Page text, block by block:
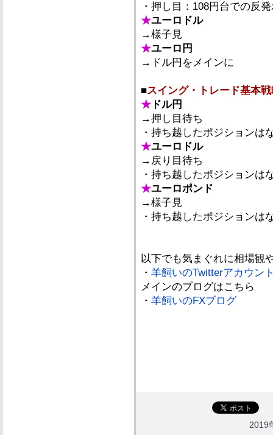
・押し目：108円台での反
★ユーロドル
→様子見
★ユーロ円
→ドル円をメインに
■スイング・トレード基本
★ ドル円
→押し目待ち
・持ち越したポジションは
★ユーロドル
→戻り目待ち
・持ち越したポジションは
★ユーロポンド
→様子見
・持ち越したポジションは
以下でも気まぐれに相場観
・ 羊飼いのTwitterアカウン
メインのブログはこちら
・ 羊飼いのFXブログ
2019